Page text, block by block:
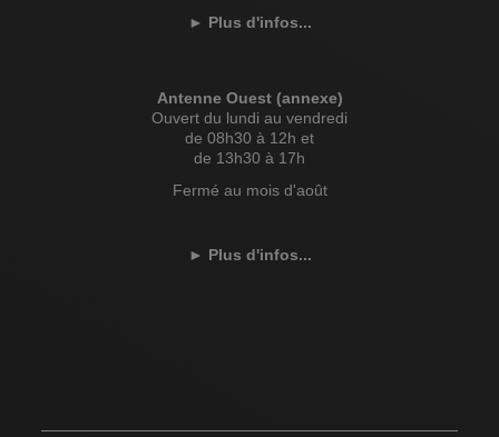
► Plus d'infos...
Antenne Ouest (annexe)
Ouvert du lundi au vendredi
de 08h30 à 12h et
de 13h30 à 17h
Fermé au mois d'août
► Plus d'infos...